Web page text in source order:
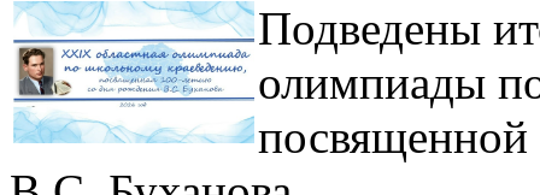
Подведены
олимпиады